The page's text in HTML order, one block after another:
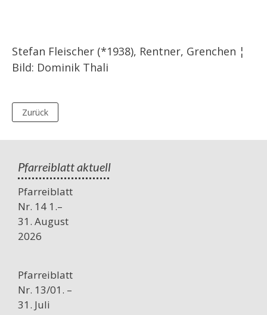
Stefan Fleischer (*1938), Rentner, Grenchen ¦
Bild: Dominik Thali
Zurück
Pfarreiblatt aktuell
Pfarreiblatt
Nr. 14 1.–
31. August
2026
Pfarreiblatt
Nr. 13/01. –
31. Juli